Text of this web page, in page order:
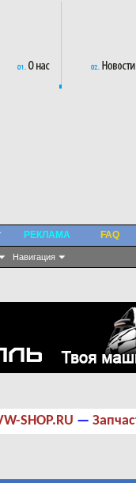
Навигация
РЕКЛАМА FAQ
SHOP.RU —